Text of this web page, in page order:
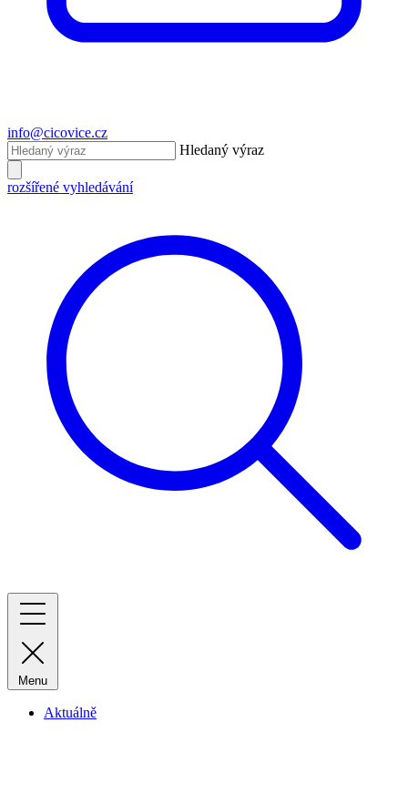
info@cicovice.cz
Hledaný výraz
rozšířené vyhledávání
Menu
Aktuálně